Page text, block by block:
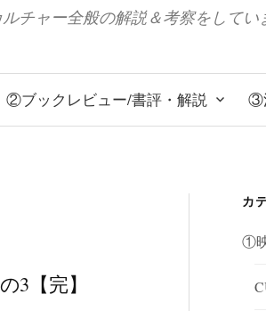
チャー全般の解説＆考察をしてい
②ブックレビュー/書評・解説 ③
3【完】
カ
①